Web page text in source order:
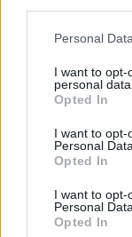
Personal
I want to opt-
personal data.
Opted In
I want to opt-
Personal Data.
Opted In
I want to opt-
Personal
Opted In
annál
2.
A